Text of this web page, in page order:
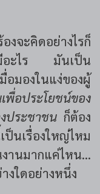
งจะคิดอย่างไรก็
อะไร มันเป็น
มองในแง่ของผู้
พื่อประโยชน์ของ
ประชาชนก็ต้อง
ป็นเรื่องใหญ่ไหม
นมากแค่ไหน...
งใดอย่างหนึ่ง